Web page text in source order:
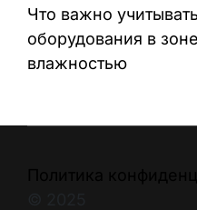
Что важно
оборудования в
влажностью